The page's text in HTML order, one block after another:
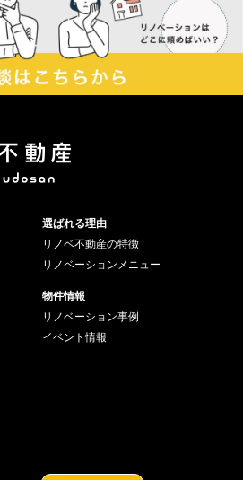
選ばれる理由
リノベ不動産の特徴
リノベーションメニュー
物件情報
リノベーション事例
イベント情報